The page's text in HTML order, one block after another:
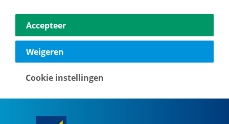
Vestdijk 180
5611 CZ Eindhoven
040-2696949
Accepteer
Weigeren
Cookie instellingen